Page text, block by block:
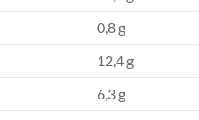
0,8 g
12,4 g
6,3 g